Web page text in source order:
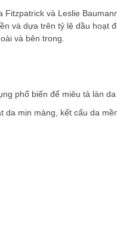
Fitzpatrick và Leslie
và dựa trên tỷ lệ dầu hoạt
và bên trong.
phổ biến để miêu tả làn
da mịn màng, kết cấu da